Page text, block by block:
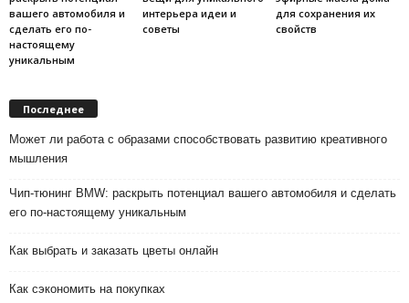
вашего автомобиля и
сделать его по-
настоящему
уникальным
интерьера идеи и
советы
для сохранения их
свойств
Последнее
Может ли работа с образами способствовать развитию креативного
мышления
Чип-тюнинг BMW: раскрыть потенциал вашего автомобиля и сделать
его по-настоящему уникальным
Как выбрать и заказать цветы онлайн
Как сэкономить на покупках